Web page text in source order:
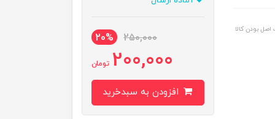
بودن کالا
250,000
20%
200,000 تومان